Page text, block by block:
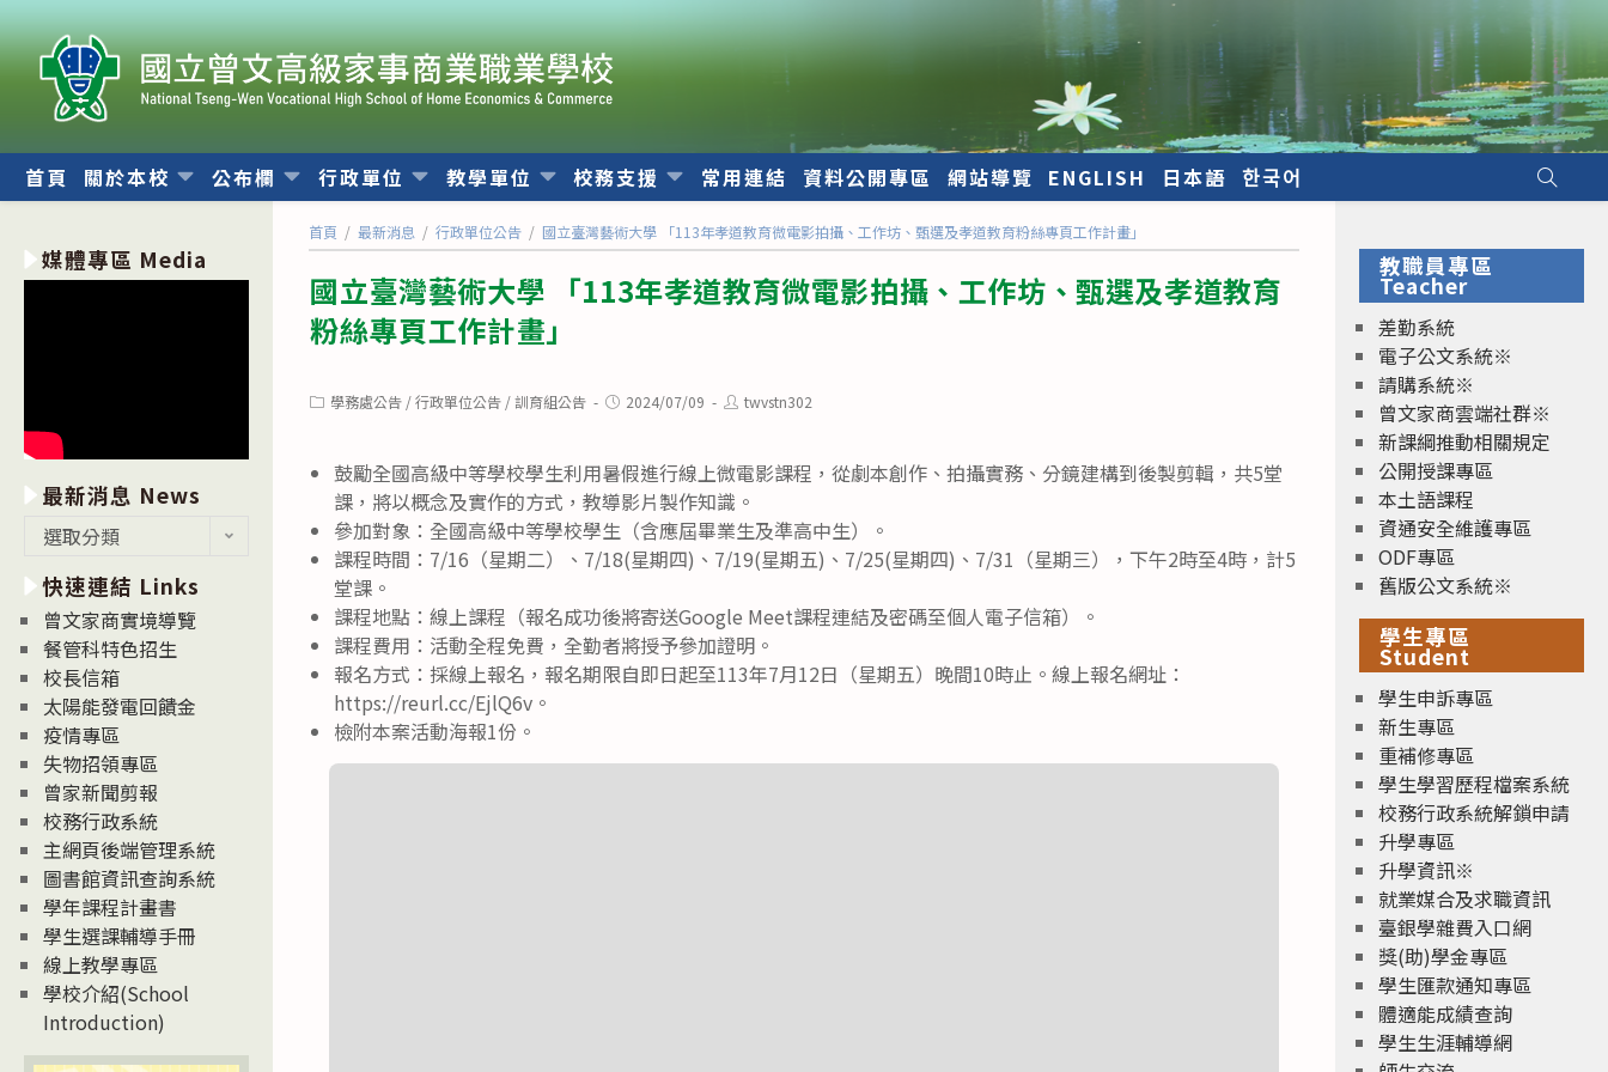
跳
轉
至
內
首頁 關於本校 公布欄 行政單位 教學單位 校務支援 常用連結 資料公開專區 網站導覽 ENGLISH 日本語 한국어
首頁 / 最新消息 / 行政單位公告 / 國立臺灣藝術大學 「113年孝道教育微電影拍攝、工作坊、甄選及孝道教育粉絲專頁工作計畫」
國立臺灣藝術大學 「113年孝道教育微電影拍攝、工作坊、甄選及孝道教育
粉絲專頁工作計畫」
Post學務處公告 / 行政單位公告 / 訓育組公告
Post2024/07/09
Posttwvstn302
鼓勵全國高級中等學校學生利用暑假進行線上微電影課程，從劇本創作、拍攝實務、分鏡建構到後製剪輯，共5堂
課，將以概念及實作的方式，教導影片製作知識。
參加對象：全國高級中等學校學生（含應屆畢業生及準高中生）。
課程時間：7/16（星期二）、7/18(星期四)、7/19(星期五)、7/25(星期四)、7/31（星期三），下午2時至4時，計5
堂課。
課程地點：線上課程（報名成功後將寄送Google Meet課程連結及密碼至個人電子信箱）。
課程費用：活動全程免費，全勤者將授予參加證明。
報名方式：採線上報名，報名期限自即日起至113年7月12日（星期五）晚間10時止。線上報名網址：
https://reurl.cc/EjlQ6v。
檢附本案活動海報1份。
媒體專區 Media
最新消息 News
消
息
News
選取分類
快速連結 Links
曾文家商實境導覽
餐管科特色招生
校長信箱
太陽能發電回饋金
疫情專區
失物招領專區
曾家新聞剪報
校務行政系統
主網頁後端管理系統
圖書館資訊查詢系統
學年課程計畫書
學生選課輔導手冊
線上教學專區
學校介紹(School
Introduction)
教職員專區
Teacher
差勤系統
電子公文系統※
請購系統※
曾文家商雲端社群※
新課綱推動相關規定
公開授課專區
本土語課程
資通安全維護專區
ODF專區
舊版公文系統※
學生專區
Student
學生申訴專區
新生專區
重補修專區
學生學習歷程檔案系統
校務行政系統解鎖申請
升學專區
升學資訊※
就業媒合及求職資訊
臺銀學雜費入口網
獎(助)學金專區
學生匯款通知專區
體適能成績查詢
學生生涯輔導網